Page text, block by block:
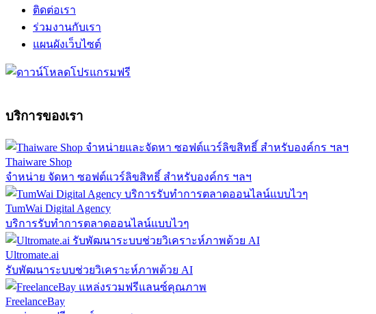
ติดต่อเรา
ร่วมงานกับเรา
แผนผังเว็บไซต์
บริการของเรา
Thaiware Shop
จำหน่าย จัดหา ซอฟต์แวร์ลิขสิทธิ์ สำหรับองค์กร ฯลฯ
TumWai Digital Agency
บริการรับทำการตลาดออนไลน์แบบไวๆ
Ultromate.ai
รับพัฒนาระบบช่วยวิเคราะห์ภาพด้วย AI
FreelanceBay